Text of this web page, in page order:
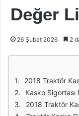
Değer
26 Şubat 2026 2
2018 Traktör
Kasko
2018 Traktör